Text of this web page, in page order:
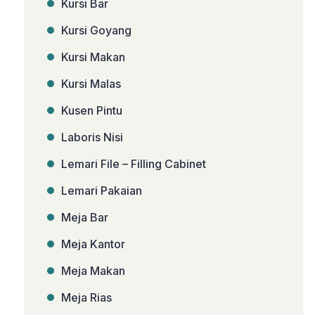
Kursi Bar
Kursi Goyang
Kursi Makan
Kursi Malas
Kusen Pintu
Laboris Nisi
Lemari File – Filling Cabinet
Lemari Pakaian
Meja Bar
Meja Kantor
Meja Makan
Meja Rias